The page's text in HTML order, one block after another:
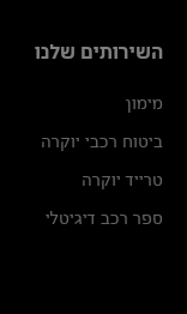
השירותים שלנו
מימון
ביטוח רכבי יוקרה
טרייד יוקרה
ספר רכב דיגיטלי